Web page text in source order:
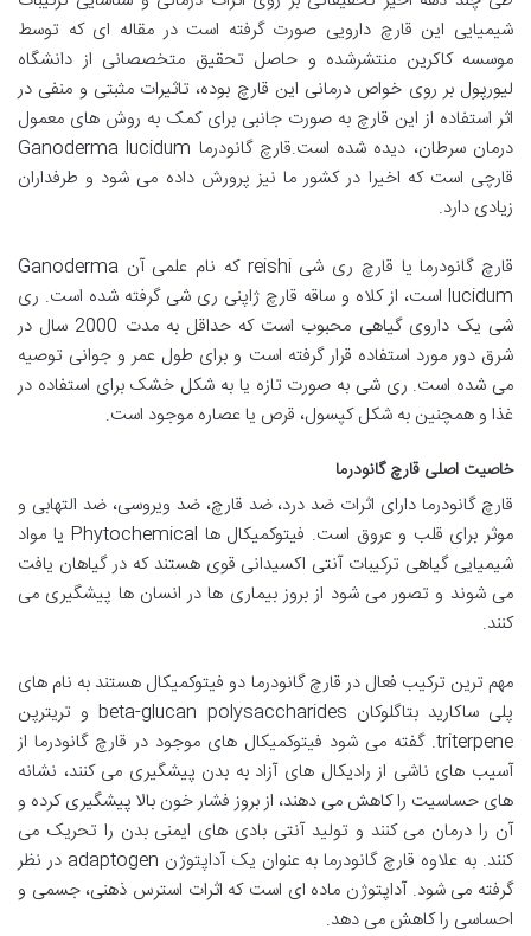
شیمیایی این قارچ دارویی صورت گرفته است در مقاله ای که توسط
موسسه کاکرین منتشرشده و حاصل تحقیق متخصصانی از دانشگاه
لیورپول بر روی خواص درمانی این قارچ بوده، تاثیرات مثبتی و منفی در
اثر استفاده از این قارچ به صورت جانبی برای کمک به روش های معمول
درمان سرطان، دیده شده است.قارچ گانودرما Ganoderma lucidum
قارچی است که اخیرا در کشور ما نیز پرورش داده می شود و طرفداران
زیادی دارد.
قارچ گانودرما یا قارچ ری شی reishi که نام علمی آن Ganoderma
lucidum است، از کلاه و ساقه قارچ ژاپنی ری شی گرفته شده است. ری
شی یک داروی گیاهی محبوب است که حداقل به مدت 2000 سال در
شرق دور مورد استفاده قرار گرفته است و برای طول عمر و جوانی توصیه
می شده است. ری شی به صورت تازه یا به شکل خشک برای استفاده در
غذا و همچنین به شکل کپسول، قرص یا عصاره موجود است.
خاصیت اصلی قارچ گانودرما
قارچ گانودرما دارای اثرات ضد درد، ضد قارچ، ضد ویروسی، ضد التهابی و
موثر برای قلب و عروق است. فیتوکمیکال ها Phytochemical یا مواد
شیمیایی گیاهی ترکیبات آنتی اکسیدانی قوی هستند که در گیاهان یافت
می شوند و تصور می شود از بروز بیماری ها در انسان ها پیشگیری می
کنند.
مهم ترین ترکیب فعال در قارچ گانودرما دو فیتوکمیکال هستند به نام های
پلی ساکارید بتاگلوکان beta-glucan polysaccharides و تریترپن
triterpene. گفته می شود فیتوکمیکال های موجود در قارچ گانودرما از
آسیب های ناشی از رادیکال های آزاد به بدن پیشگیری می کنند، نشانه
های حساسیت را کاهش می دهند، از بروز فشار خون بالا پیشگیری کرده و
آن را درمان می کنند و تولید آنتی بادی های ایمنی بدن را تحریک می
کنند. به علاوه قارچ گانودرما به عنوان یک آداپتوژن adaptogen در نظر
گرفته می شود. آداپتوژن ماده ای است که اثرات استرس ذهنی، جسمی و
احساسی را کاهش می دهد.